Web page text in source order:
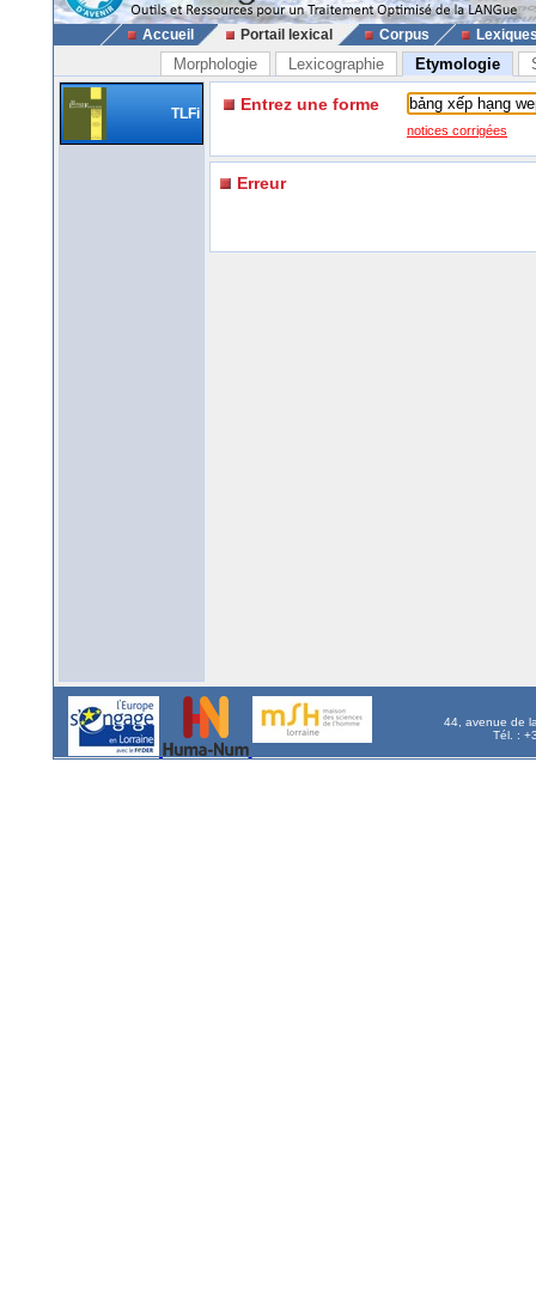
Accueil Portail lexical Corpus
Morphologie Lexicographie Etymologie
TLFi Entrez une forme
notices corrigées
Erreur
44, avenue de
Tél. :